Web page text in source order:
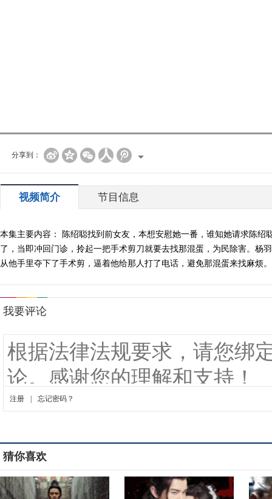
分享到：
视频简介 节目信息
本集主要内容： 陈绍聪找到前女友，本想安慰她一番，谁知她请求陈
了，当即冲回门诊，拎起一把手术剪刀就要去找那混蛋，为民除害。杨
从他手里夺下了手术剪，逼着他给那人打了电话，避免那混蛋来找麻烦
猜你喜欢